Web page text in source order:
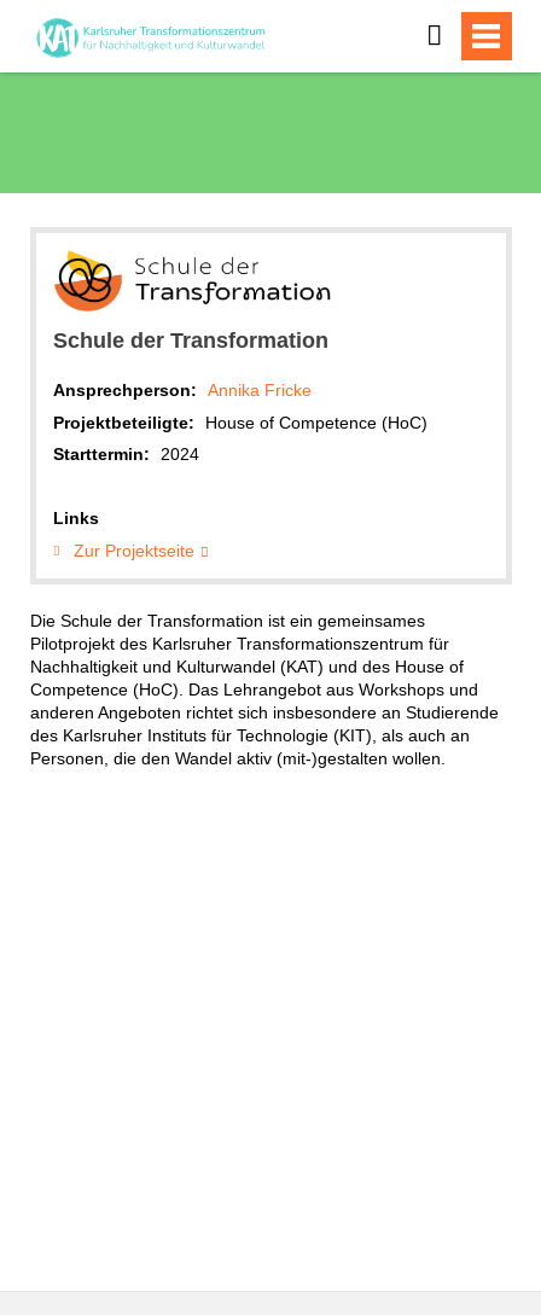
Schule der Transformation
Ansprechperson:
Annika Fricke
Projektbeteiligte:
House of Competence (HoC)
Starttermin:
2024
Links
Zur Projektseite
Die Schule der Transformation ist ein gemeinsames
Pilotprojekt des Karlsruher Transformationszentrum für
Nachhaltigkeit und Kulturwandel (KAT) und des House of
Competence (HoC). Das Lehrangebot aus Workshops und
anderen Angeboten richtet sich insbesondere an Studierende
des Karlsruher Instituts für Technologie (KIT), als auch an
Personen, die den Wandel aktiv (mit-)gestalten wollen.